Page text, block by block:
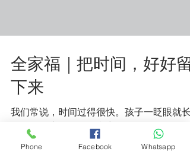
全家福｜把时间，好好留
下来
我们常说，时间过得很快。孩子一眨眼就长
了，爸妈也在不知不觉中，多了几道笑纹。
有些瞬间，当下看似平凡，却会在多年以后
Phone Facebook Whatsapp